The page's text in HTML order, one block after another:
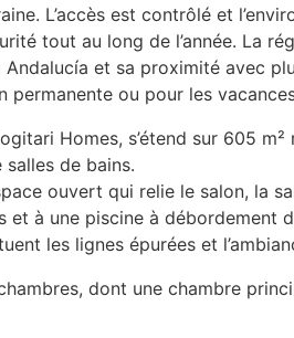
L’accès est contrôlé et
tout au long de l’année. La
et sa proximité avec
ou pour les
Homes, s’étend sur 605
de bains.
ouvert qui relie le salon, la
à une piscine à débordement
les lignes épurées et
dont une chambre